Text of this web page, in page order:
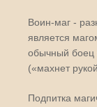
Воин-маг -
является
обычный боец
(«махнет
Подпитка